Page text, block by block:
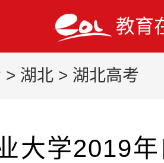
教育
> 湖北 > 湖北高考
大学2019